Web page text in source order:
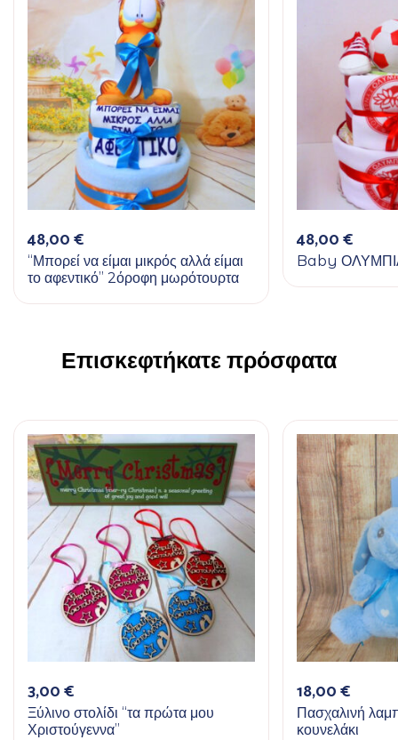
48,00€
“Μπορεί να είμαι μικρός αλλά είμαι
το αφεντικό” 2όροφη μωρότουρτα
48,00€
Baby
Επισκεφτήκατε πρόσφατα
3,00€
Ξύλινο στολίδι “τα πρώτα μου
Χριστούγεννα”
18,00€
Πασχαλινή
κουνελάκι